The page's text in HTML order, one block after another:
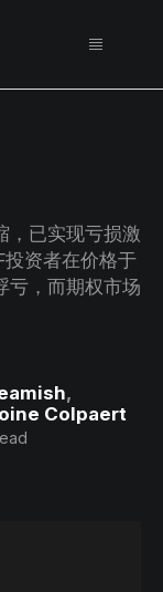
，已实现亏损激
资者在价格于
亏，而期权市场
,
Colpaert